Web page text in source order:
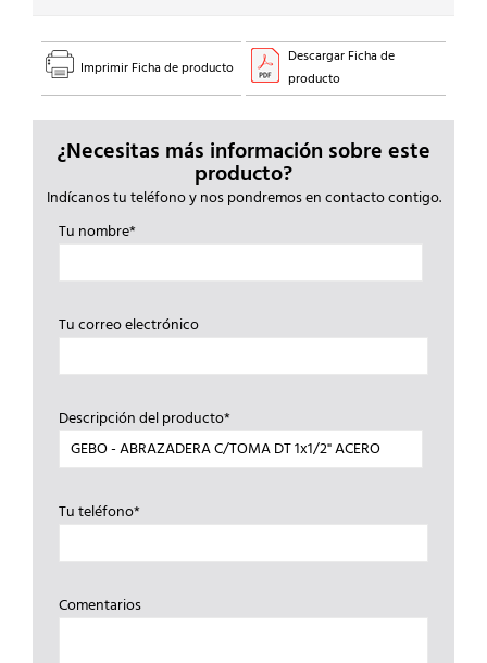
Imprimir Ficha de producto
Descargar Ficha de
producto
¿Necesitas más información sobre este
producto?
Indícanos tu teléfono y nos pondremos en contacto contigo.
Tu nombre*
Tu correo electrónico
Descripción del producto*
Tu teléfono*
Comentarios